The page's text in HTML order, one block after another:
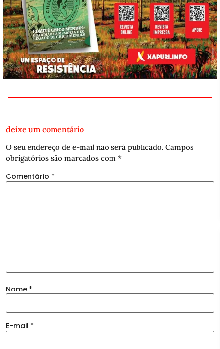
deixe um comentário
O seu endereço de e-mail não será publicado. Campos
obrigatórios são marcados com *
Comentário *
Nome *
E-mail *